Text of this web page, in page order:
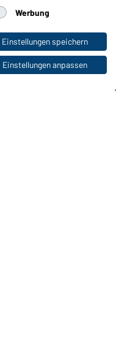
Kollektionen
Werbung
Einstellungen speichern
Einstellungen anpassen